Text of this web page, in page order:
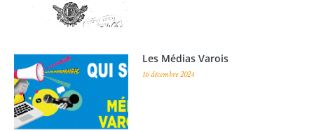
Les Médias Varois
16 décembre 2024